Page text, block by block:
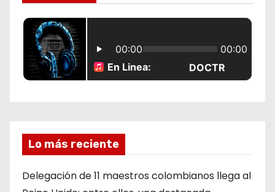
Lo más reciente
Delegación de 11 maestros colombianos llega al